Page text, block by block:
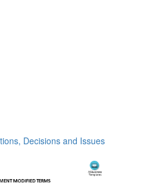
Decisions and Issues